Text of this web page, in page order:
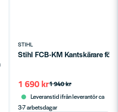
(utan batterier)
STIHL
Stihl FCB-KM Kantskärare
1 940 kr
1 690 kr
Leveranstid ifrån leverantör ca
3-7 arbetsdagar